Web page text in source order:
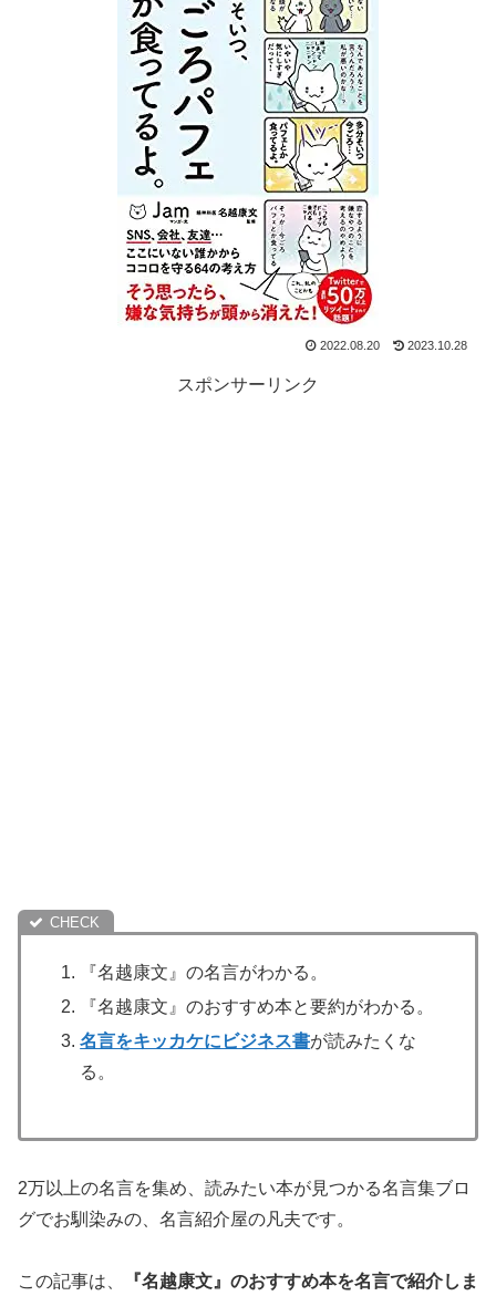
2022.08.20 2023.10.28
スポンサーリンク
『名越康文』の名言がわかる。
『名越康文』のおすすめ本と要約がわかる。
名言をキッカケにビジネス書が読みたくな
る。
2万以上の名言を集め、読みたい本が見つかる名言集ブロ
グでお馴染みの、名言紹介屋の凡夫です。
この記事は、 『名越康文』のおすすめ本を名言で紹介しま